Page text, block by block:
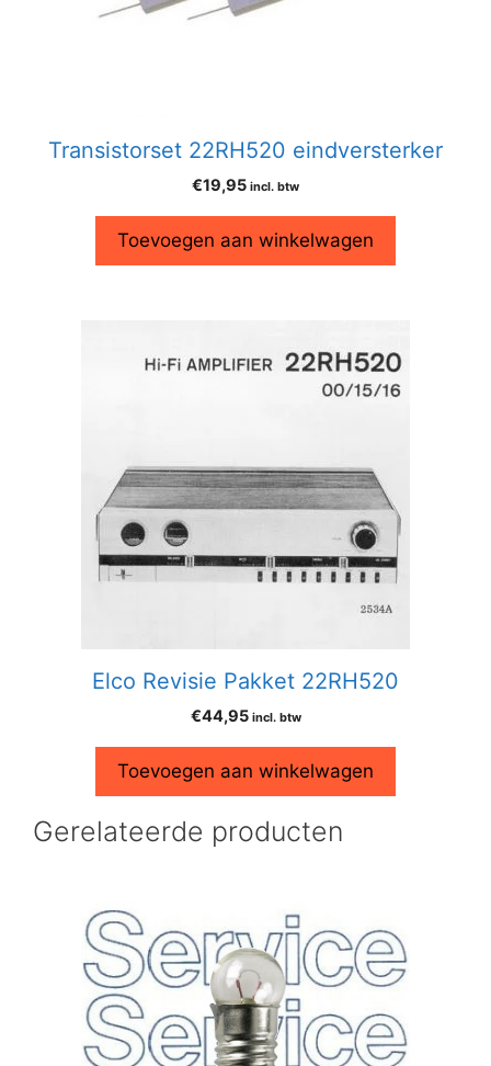
Transistorset 22RH520 eindversterker
€19,95 incl. btw
Toevoegen aan winkelwagen
Elco Revisie Pakket 22RH520
€44,95 incl. btw
Toevoegen aan winkelwagen
Gerelateerde producten